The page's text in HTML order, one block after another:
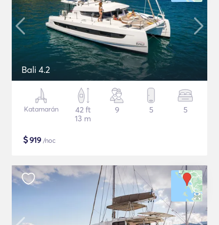
Bali 4.2
Katamarán
42 ft
13 m
9 5 5
$919 /noc